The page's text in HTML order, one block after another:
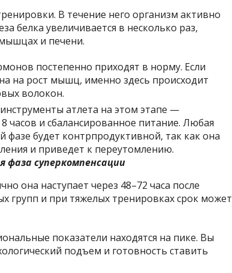
В течение него организм активно
белка увеличивается в несколько раз,
и печени.
постепенно приходят в норму. Если
на рост мышц, именно здесь происходит
волокон.
атлета на этом этапе —
часов и сбалансированное питание. Любая
фазе будет контрпродуктивной, так как она
и приведет к переутомлению.
фаза суперкомпенсации
она наступает через 48–72 часа после
групп и при тяжелых тренировках срок может
показатели находятся на пике. Вы
подъем и готовность ставить